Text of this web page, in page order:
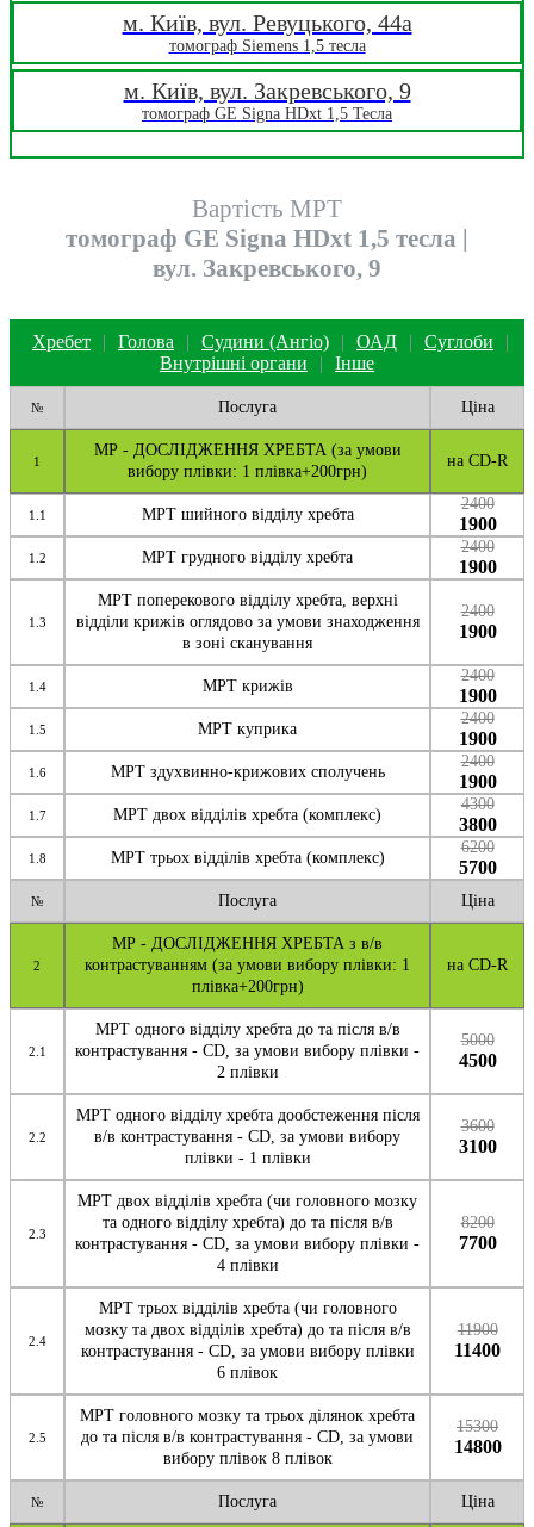
м. Київ, вул. Ревуцького, 44a
томограф Siemens 1,5 тесла
м. Київ, вул. Закревського, 9
томограф GE Signa HDxt 1,5 Тесла
Вартість МРТ
томограф GE Signa HDxt 1,5 тесла |
вул. Закревського, 9
Хребет | Голова | Судини (Ангіо) | ОАД | Суглоби
|
Внутрішні органи
| Інше
№ Послуга Ціна
1
МР - ДОСЛІДЖЕННЯ ХРЕБТА (за умови
вибору плівки: 1 плівка+200грн)
на CD-R
1.1 МРТ шийного відділу хребта
2400
1900
1.2 МРТ грудного відділу хребта
2400
1900
1.3
МРТ поперекового відділу хребта, верхні
відділи крижів оглядово за умови знаходження
в зоні сканування
2400
1900
1.4 МРТ крижів
2400
1900
1.5 МРТ куприка
2400
1900
1.6 МРТ здухвинно-крижових сполучень
2400
1900
1.7 МРТ двох відділів хребта (комплекс)
4300
3800
1.8 МРТ трьох відділів хребта (комплекс)
6200
5700
№ Послуга Ціна
2
МР - ДОСЛІДЖЕННЯ ХРЕБТА з в/в
контрастуванням (за умови вибору плівки: 1
плівка+200грн)
на CD-R
2.1
МРТ одного відділу хребта до та після в/в
контрастування - CD, за умови вибору плівки -
2 плівки
5000
4500
2.2
МРТ одного відділу хребта дообстеження після
в/в контрастування - CD, за умови вибору
плівки - 1 плівки
3600
3100
2.3
МРТ двох відділів хребта (чи головного мозку
та одного відділу хребта) до та після в/в
контрастування - CD, за умови вибору плівки -
4 плівки
8200
7700
2.4
МРТ трьох відділів хребта (чи головного
мозку та двох відділів хребта) до та після в/в
контрастування - CD, за умови вибору плівки
6 плівок
11900
11400
2.5
МРТ головного мозку та трьох ділянок хребта
до та після в/в контрастування - CD, за умови
вибору плівок 8 плівок
15300
14800
№ Послуга Ціна